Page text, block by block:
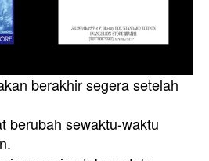
berakhir segera setelah
berubah sewaktu-waktu